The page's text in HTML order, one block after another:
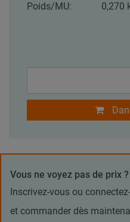
Poids/MU:
0,270
Vous ne voyez pas de prix ?
Inscrivez-vous ou
et commander dès